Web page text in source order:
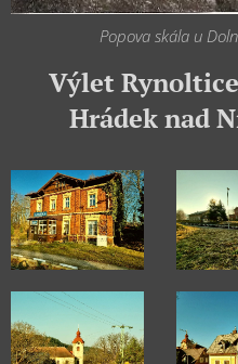
Popova skála u
Výlet
Hrádek nad